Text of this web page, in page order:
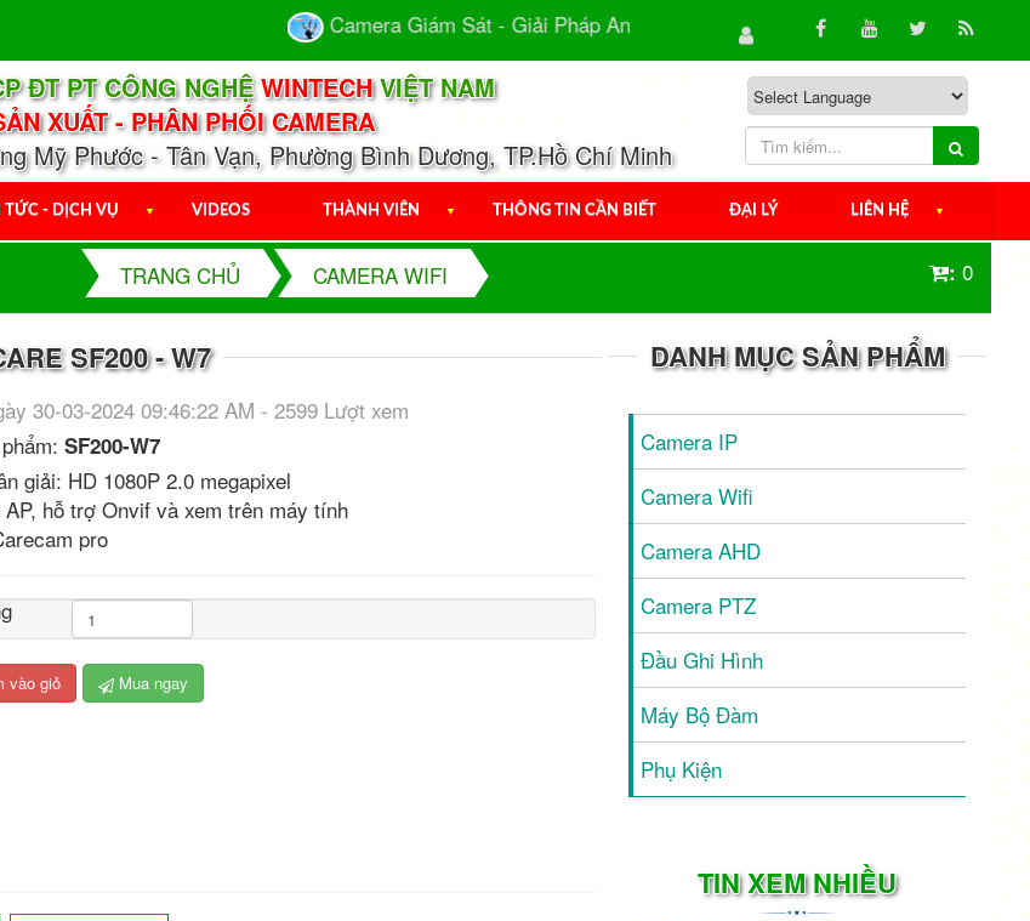
Camera Giám Sát - Giải Pháp An Ninh Hiệu Quả Cho Gia Đình & Doanh...
ĐT PT CÔNG NGHỆWINTECHVIỆT NAM
XUẤT - PHÂN PHỐI CAMERA
Mỹ Phước - Tân Vạn, Phường Bình Dương, TP.Hồ Chí Minh
TỨC - DỊCH VỤ ▼ VIDEOS THÀNH VIÊN ▼ THÔNG TIN CẦN BIẾT ĐẠI LÝ LIÊN HỆ ▼
TRANG CHỦ CAMERA WIFI : 0
SF200 - W7
30-03-2024 09:46:22 AM - 2599 Lượt xem
SF200-W7
giải: HD 1080P 2.0 megapixel
hỗ trợ Onvif và xem trên máy tính
pro
vào giỏ Mua ngay
DANH MỤC SẢN PHẨM
Camera IP
Camera Wifi
Camera AHD
Camera PTZ
Đầu Ghi Hình
Máy Bộ Đàm
Phụ Kiện
TIN XEM NHIỀU